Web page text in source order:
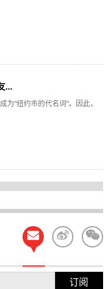
...
“纽约市的代名词”。因此，
订阅